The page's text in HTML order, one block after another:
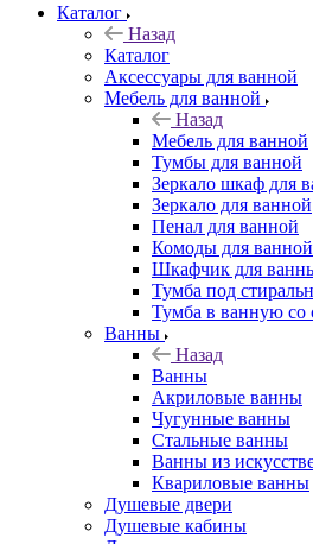
Каталог
Назад
Каталог
Аксессуары для ванной
Мебель для ванной
Назад
Мебель для ванной
Тумбы для ванной
Зеркало шкаф для
Зеркало для ванной
Пенал для ванной
Комоды для ванной
Шкафчик для
Тумба под
Тумба в ванную со
Ванны
Назад
Ванны
Акриловые ванны
Чугунные ванны
Стальные ванны
Ванны из
Квариловые ванны
Душевые двери
Душевые кабины